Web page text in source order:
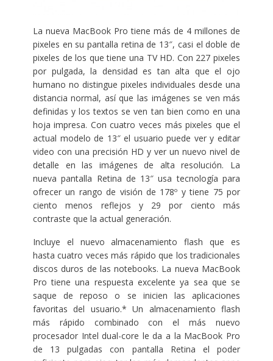
La nueva MacBook Pro tiene más de 4 millones de
pixeles en su pantalla retina de 13″, casi el doble de
pixeles de los que tiene una TV HD. Con 227 pixeles
por pulgada, la densidad es tan alta que el ojo
humano no distingue pixeles individuales desde una
distancia normal, así que las imágenes se ven más
definidas y los textos se ven tan bien como en una
hoja impresa. Con cuatro veces más pixeles que el
actual modelo de 13″ el usuario puede ver y editar
video con una precisión HD y ver un nuevo nivel de
detalle en las imágenes de alta resolución. La
nueva pantalla Retina de 13″ usa tecnología para
ofrecer un rango de visión de 178º y tiene 75 por
ciento menos reflejos y 29 por ciento más
contraste que la actual generación.
Incluye el nuevo almacenamiento flash que es
hasta cuatro veces más rápido que los tradicionales
discos duros de las notebooks. La nueva MacBook
Pro tiene una respuesta excelente ya sea que se
saque de reposo o se inicien las aplicaciones
favoritas del usuario.* Un almacenamiento flash
más rápido combinado con el más nuevo
procesador Intel dual-core le da a la MacBook Pro
de 13 pulgadas con pantalla Retina el poder